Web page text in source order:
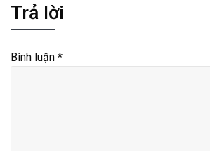
Trả lời
Bình luận *